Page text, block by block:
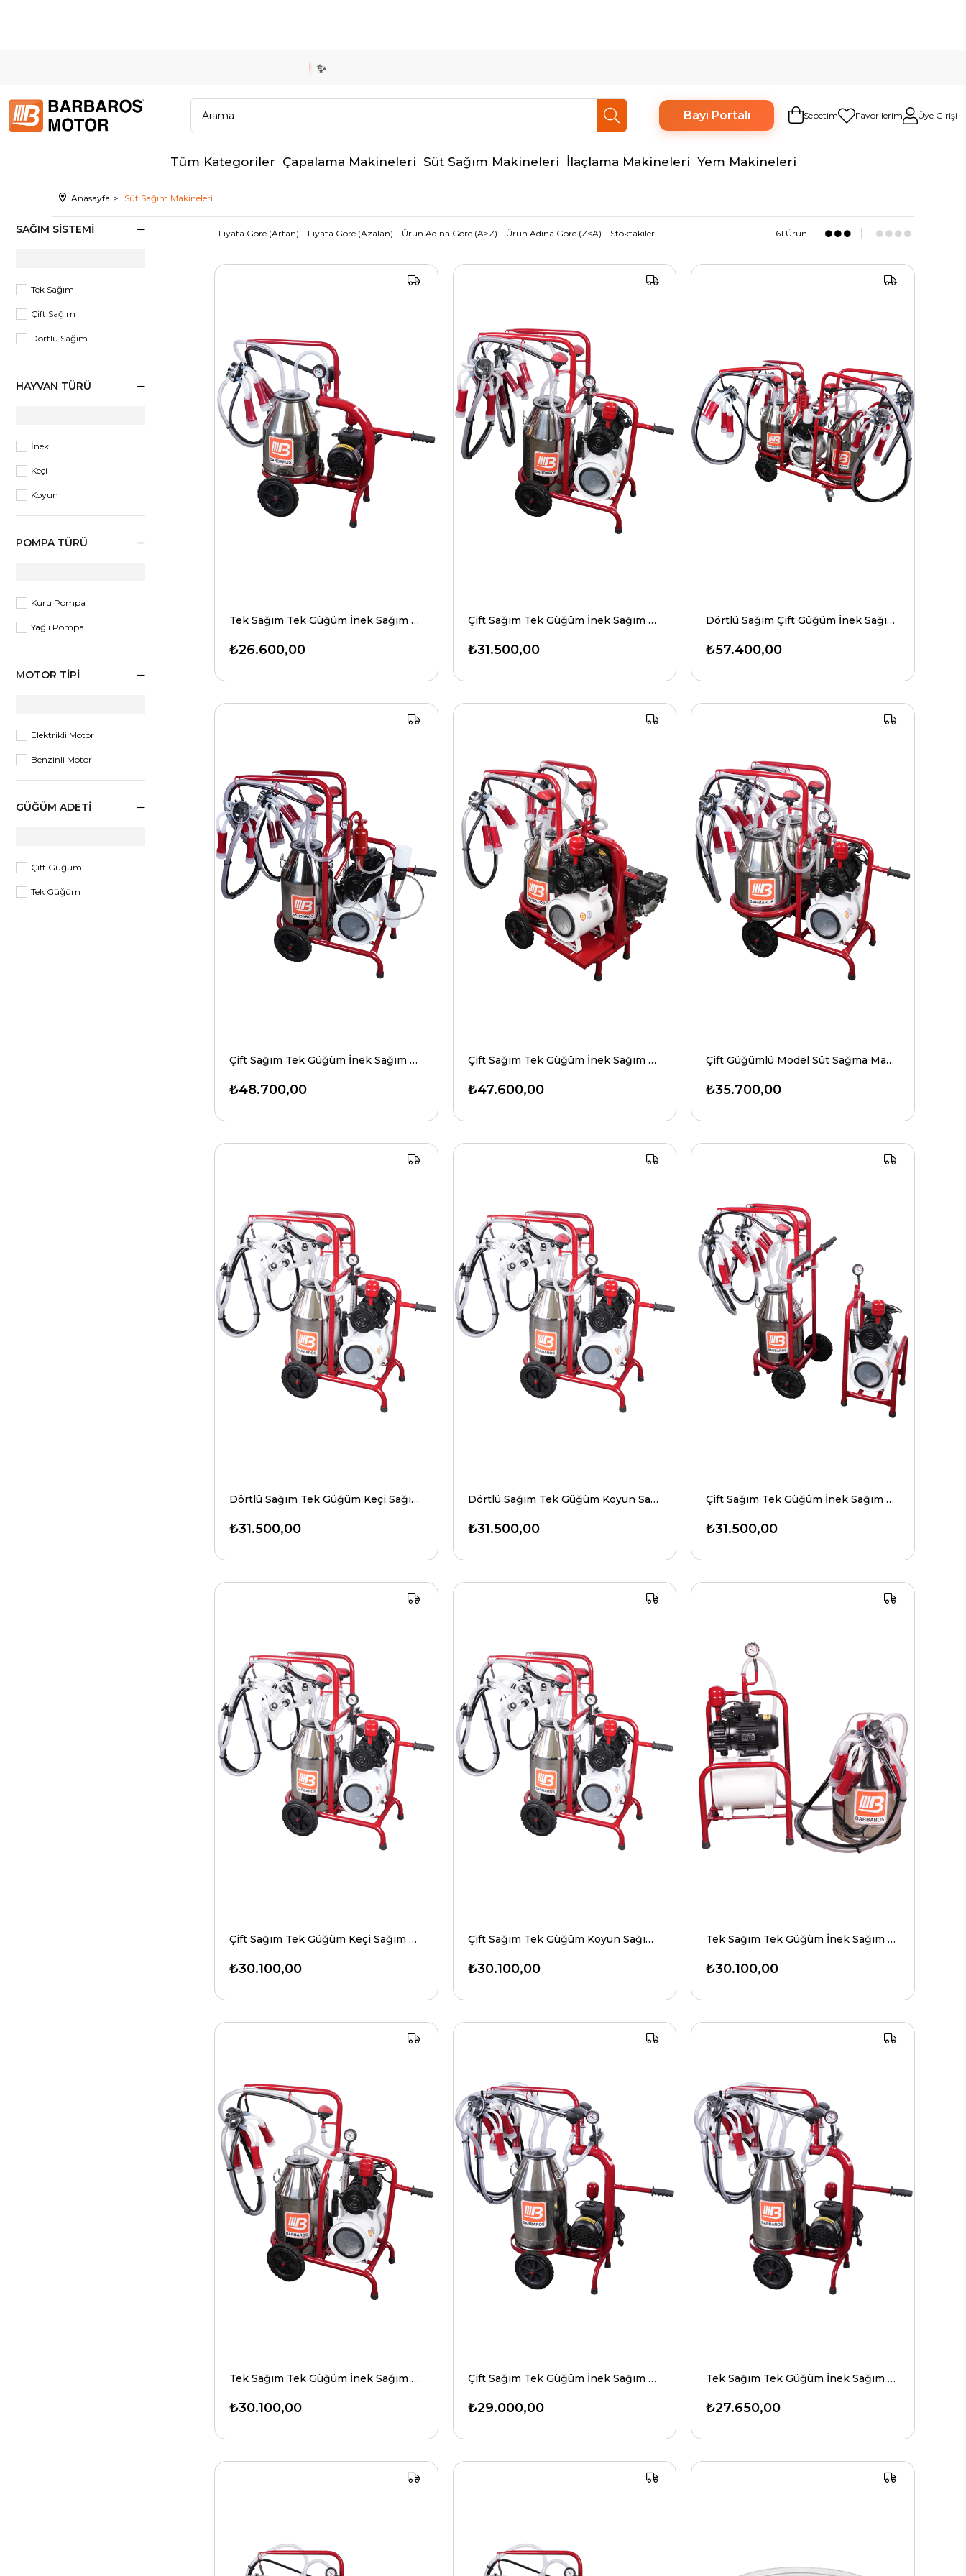
Bayi Portalı Sepetim Favorilerim Üye Girişi
Tüm Kategoriler Çapalama Makineleri Süt Sağım Makineleri İlaçlama Makineleri Yem Makineleri
Anasayfa Süt Sağım Makineleri
SAĞIM SISTEMI
Tek Sağım
Çift Sağım
Dörtlü Sağım
HAYVAN TÜRÜ
İnek
Keçi
Koyun
POMPA TÜRÜ
Kuru Pompa
Yağlı Pompa
MOTOR TIPI
Elektrikli Motor
Benzinli Motor
GÜĞÜM ADETI
Çift Güğüm
Tek Güğüm
Fiyata Göre (Artan) Fiyata Göre (Azalan) Ürün Adına Göre (A>Z) Ürün Adına Göre (Z<A) Stoktakiler 61 Ürün
Tek Sağım Tek Güğüm İnek Sağım Makinesi C Model
₺26.600,00
Çift Sağım Tek Güğüm İnek Sağım Makinesi Üniversal Model
₺31.500,00
Dörtlü Sağım Çift Güğüm İnek Sağım Makinesi Ahtapot Model
₺57.400,00
Çift Sağım Tek Güğüm İnek Sağım Makinesi Üniversal Model 85'lik Pompa
₺48.700,00
Çift Sağım Tek Güğüm İnek Sağım Makinesi Benzinli-Elektrikli Model
₺47.600,00
Çift Güğümlü Model Süt Sağma Makinesi
₺35.700,00
Dörtlü Sağım Tek Güğüm Keçi Sağım Makinesi Üniversal Model
₺31.500,00
Dörtlü Sağım Tek Güğüm Koyun Sağım Makinesi Üniversal Model
₺31.500,00
Çift Sağım Tek Güğüm İnek Sağım Makinesi Yarı Sabit Model
₺31.500,00
Çift Sağım Tek Güğüm Keçi Sağım Makinesi Üniversal Model
₺30.100,00
Çift Sağım Tek Güğüm Koyun Sağım Makinesi Üniversal Model
₺30.100,00
Tek Sağım Tek Güğüm İnek Sağım Makinesi Sabit Model
₺30.100,00
Tek Sağım Tek Güğüm İnek Sağım Makinesi Üniversal Model
₺30.100,00
Çift Sağım Tek Güğüm İnek Sağım Makinesi C 40 Model
₺29.000,00
Tek Sağım Tek Güğüm İnek Sağım Makinesi C40 Model
₺27.650,00